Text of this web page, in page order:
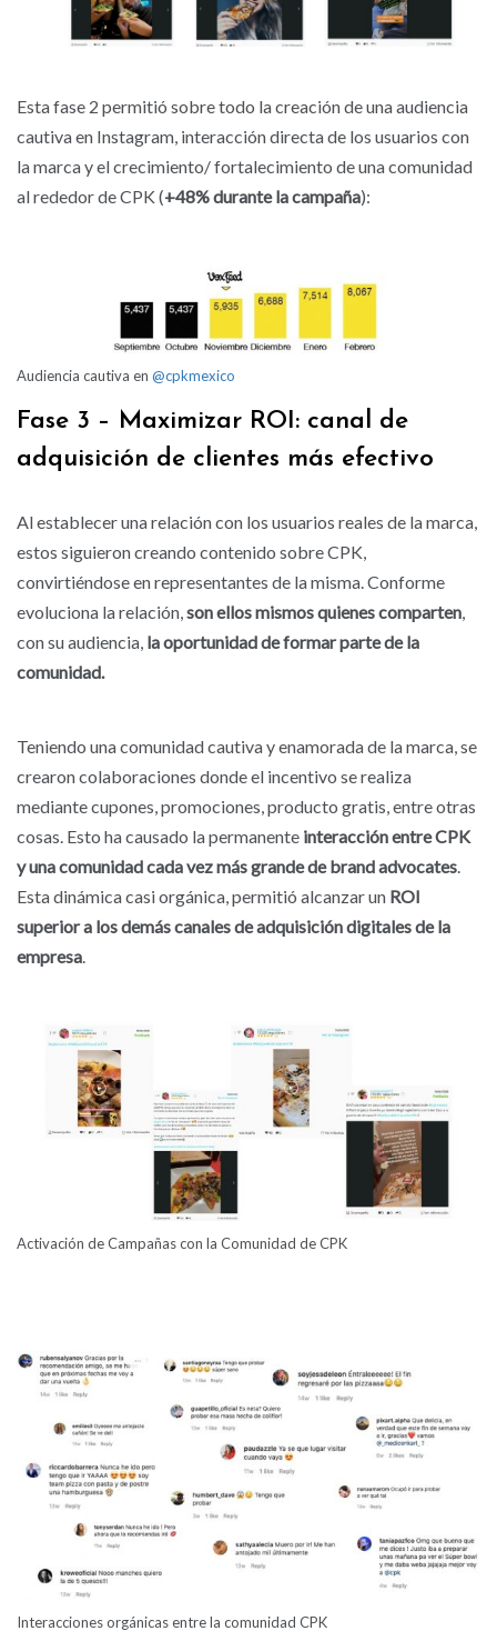
Esta fase 2 permitió sobre todo la creación de una audiencia
cautiva en Instagram, interacción directa de los usuarios con
la marca y el crecimiento/ fortalecimiento de una comunidad
al rededor de CPK (+48% durante la campaña):
Audiencia cautiva en @cpkmexico
Fase 3 – Maximizar ROI: canal de
adquisición de clientes más efectivo
Al establecer una relación con los usuarios reales de la marca,
estos siguieron creando contenido sobre CPK,
convirtiéndose en representantes de la misma. Conforme
evoluciona la relación,son ellos mismos quienes comparten,
con su audiencia, la oportunidad de formar parte de la
comunidad.
Teniendo una comunidad cautiva y enamorada de la marca, se
crearon colaboraciones donde el incentivo se realiza
mediante cupones, promociones, producto gratis, entre otras
cosas. Esto ha causado la permanente interacción entre CPK
y una comunidad cada vez más grande de brand advocates.
Esta dinámica casi orgánica, permitió alcanzar un ROI
superior a los demás canales de adquisición digitales de la
empresa.
Activación de Campañas con la Comunidad de CPK
Interacciones orgánicas entre la comunidad CPK